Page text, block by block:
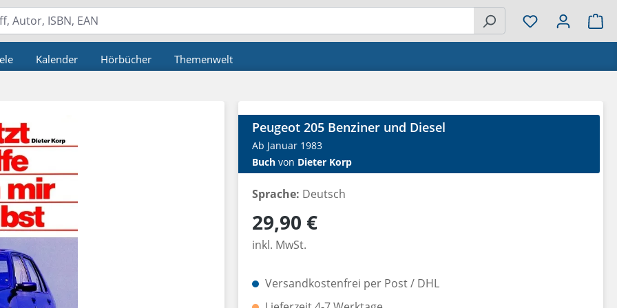
Kalender Hörbücher Themenwelt
Peugeot 205 Benziner und Diesel
Ab Januar 1983
Buch von Dieter Korp
Sprache: Deutsch
Regulärer Preis:
29,90 €
inkl. MwSt.
Versandkostenfrei per Post / DHL